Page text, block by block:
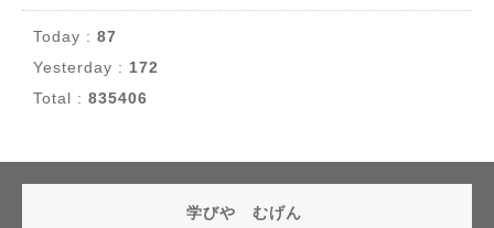
Today : 87
Yesterday : 172
Total : 835406
学びや むげん